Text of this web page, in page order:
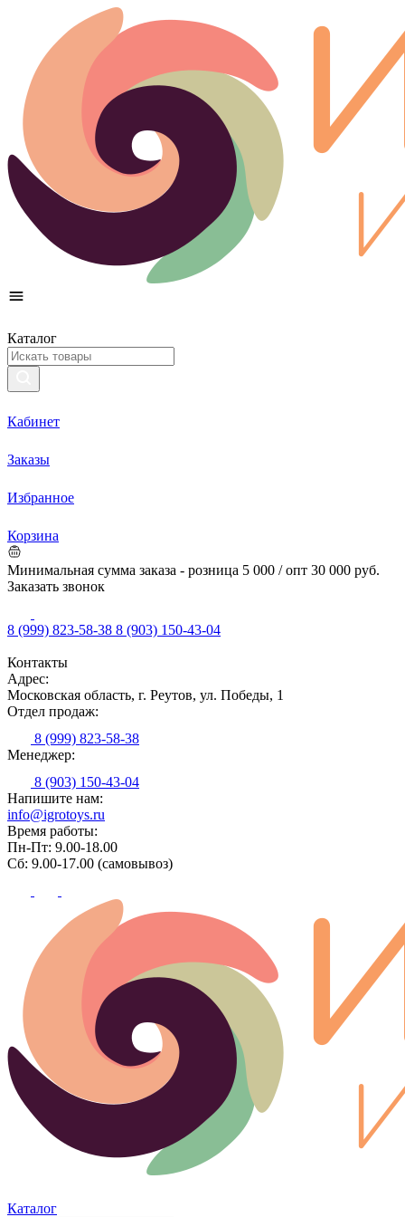
Каталог
Кабинет
Заказы
Избранное
Корзина
Минимальная сумма заказа - розница 5 000 / опт 30 000 руб.
Заказать звонок
8 (999) 823-58-38 8 (903) 150-43-04
Контакты
Адрес:
Московская область, г. Реутов, ул. Победы, 1
Отдел продаж:
8 (999) 823-58-38
Менеджер:
8 (903) 150-43-04
Напишите нам:
info@igrotoys.ru
Время работы:
Пн-Пт: 9.00-18.00
Сб: 9.00-17.00 (самовывоз)
Каталог